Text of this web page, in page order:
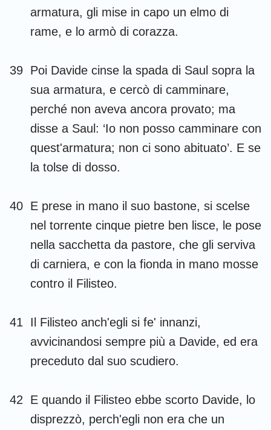
armatura, gli mise in capo un elmo di
rame, e lo armò di corazza.
39 Poi Davide cinse la spada di Saul sopra la
sua armatura, e cercò di camminare,
perché non aveva ancora provato; ma
disse a Saul: ‘Io non posso camminare con
quest'armatura; non ci sono abituato’. E se
la tolse di dosso.
40 E prese in mano il suo bastone, si scelse
nel torrente cinque pietre ben lisce, le pose
nella sacchetta da pastore, che gli serviva
di carniera, e con la fionda in mano mosse
contro il Filisteo.
41
Il Filisteo anch'egli si fe' innanzi,
avvicinandosi sempre più a Davide, ed era
preceduto dal suo scudiero.
42
E quando il Filisteo ebbe scorto Davide, lo
disprezzò, perch'egli non era che un